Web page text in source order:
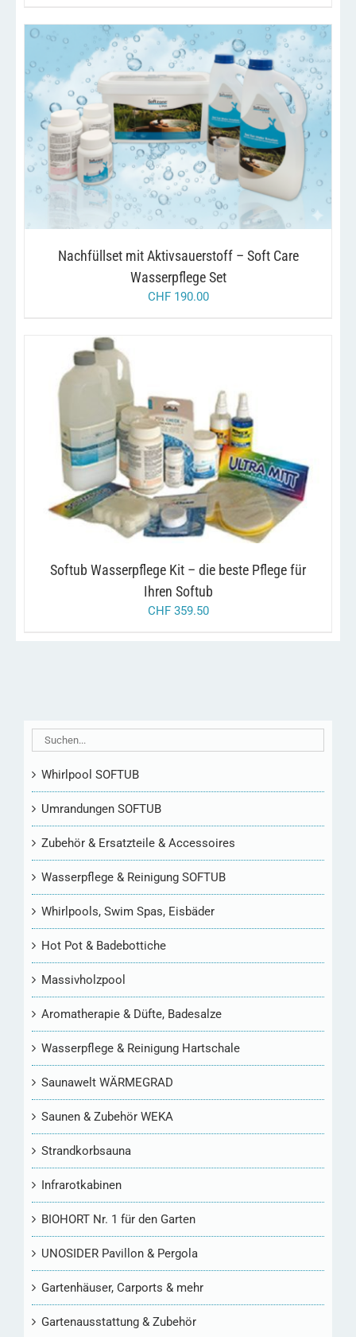
chf 98.00
chf 49.00.
IN DEN WARENKORB / DETAILS
Nachfüllset mit Aktivsauerstoff – Soft Care
Wasserpflege Set
CHF190.00
IN DEN WARENKORB / DETAILS
Softub Wasserpflege Kit – die beste Pflege für
Ihren Softub
CHF359.50
Whirlpool SOFTUB
Umrandungen SOFTUB
Zubehör & Ersatzteile & Accessoires
Wasserpflege & Reinigung SOFTUB
Whirlpools, Swim Spas, Eisbäder
Hot Pot & Badebottiche
Massivholzpool
Aromatherapie & Düfte, Badesalze
Wasserpflege & Reinigung Hartschale
Saunawelt WÄRMEGRAD
Saunen & Zubehör WEKA
Strandkorbsauna
Infrarotkabinen
BIOHORT Nr. 1 für den Garten
UNOSIDER Pavillon & Pergola
Gartenhäuser, Carports & mehr
Gartenausstattung & Zubehör